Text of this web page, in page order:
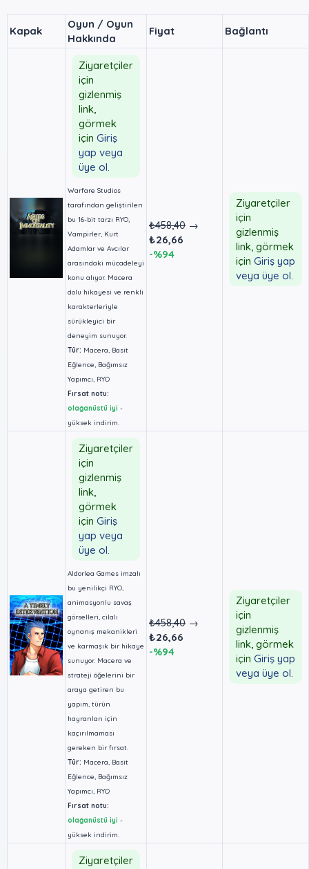
Kapak
Oyun / Oyun
Hakkında
Fiyat Bağlantı
Ziyaretçiler
için
gizlenmiş
link,
görmek
için Giriş
yap veya
üye ol.
Warfare Studios
tarafından geliştirilen
bu 16-bit tarzı RYO,
Vampirler, Kurt
Adamlar ve Avcılar
arasındaki mücadeleyi
konu alıyor. Macera
dolu hikayesi ve renkli
karakterleriyle
sürükleyici bir
deneyim sunuyor.
Tür: Macera, Basit
Eğlence, Bağımsız
Yapımcı, RYO
Fırsat notu:
olağanüstü iyi -
yüksek indirim.
₺458,40 →
₺26,66
-%94
Ziyaretçiler
için
gizlenmiş
link, görmek
için Giriş yap
veya üye ol.
Ziyaretçiler
için
gizlenmiş
link,
görmek
için Giriş
yap veya
üye ol.
Aldorlea Games imzalı
bu yenilikçi RYO,
animasyonlu savaş
görselleri, cilalı
oynanış mekanikleri
ve karmaşık bir hikaye
sunuyor. Macera ve
strateji öğelerini bir
araya getiren bu
yapım, türün
hayranları için
kaçırılmaması
gereken bir fırsat.
Tür: Macera, Basit
Eğlence, Bağımsız
Yapımcı, RYO
Fırsat notu:
olağanüstü iyi -
yüksek indirim.
₺458,40 →
₺26,66
-%94
Ziyaretçiler
için
gizlenmiş
link, görmek
için Giriş yap
veya üye ol.
Ziyaretçiler